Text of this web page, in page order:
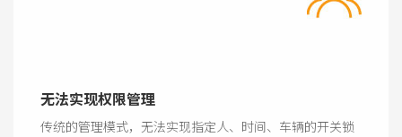
无法实现权限管理
传统的管理模式，无法实现指定人、时间、车辆的开关锁